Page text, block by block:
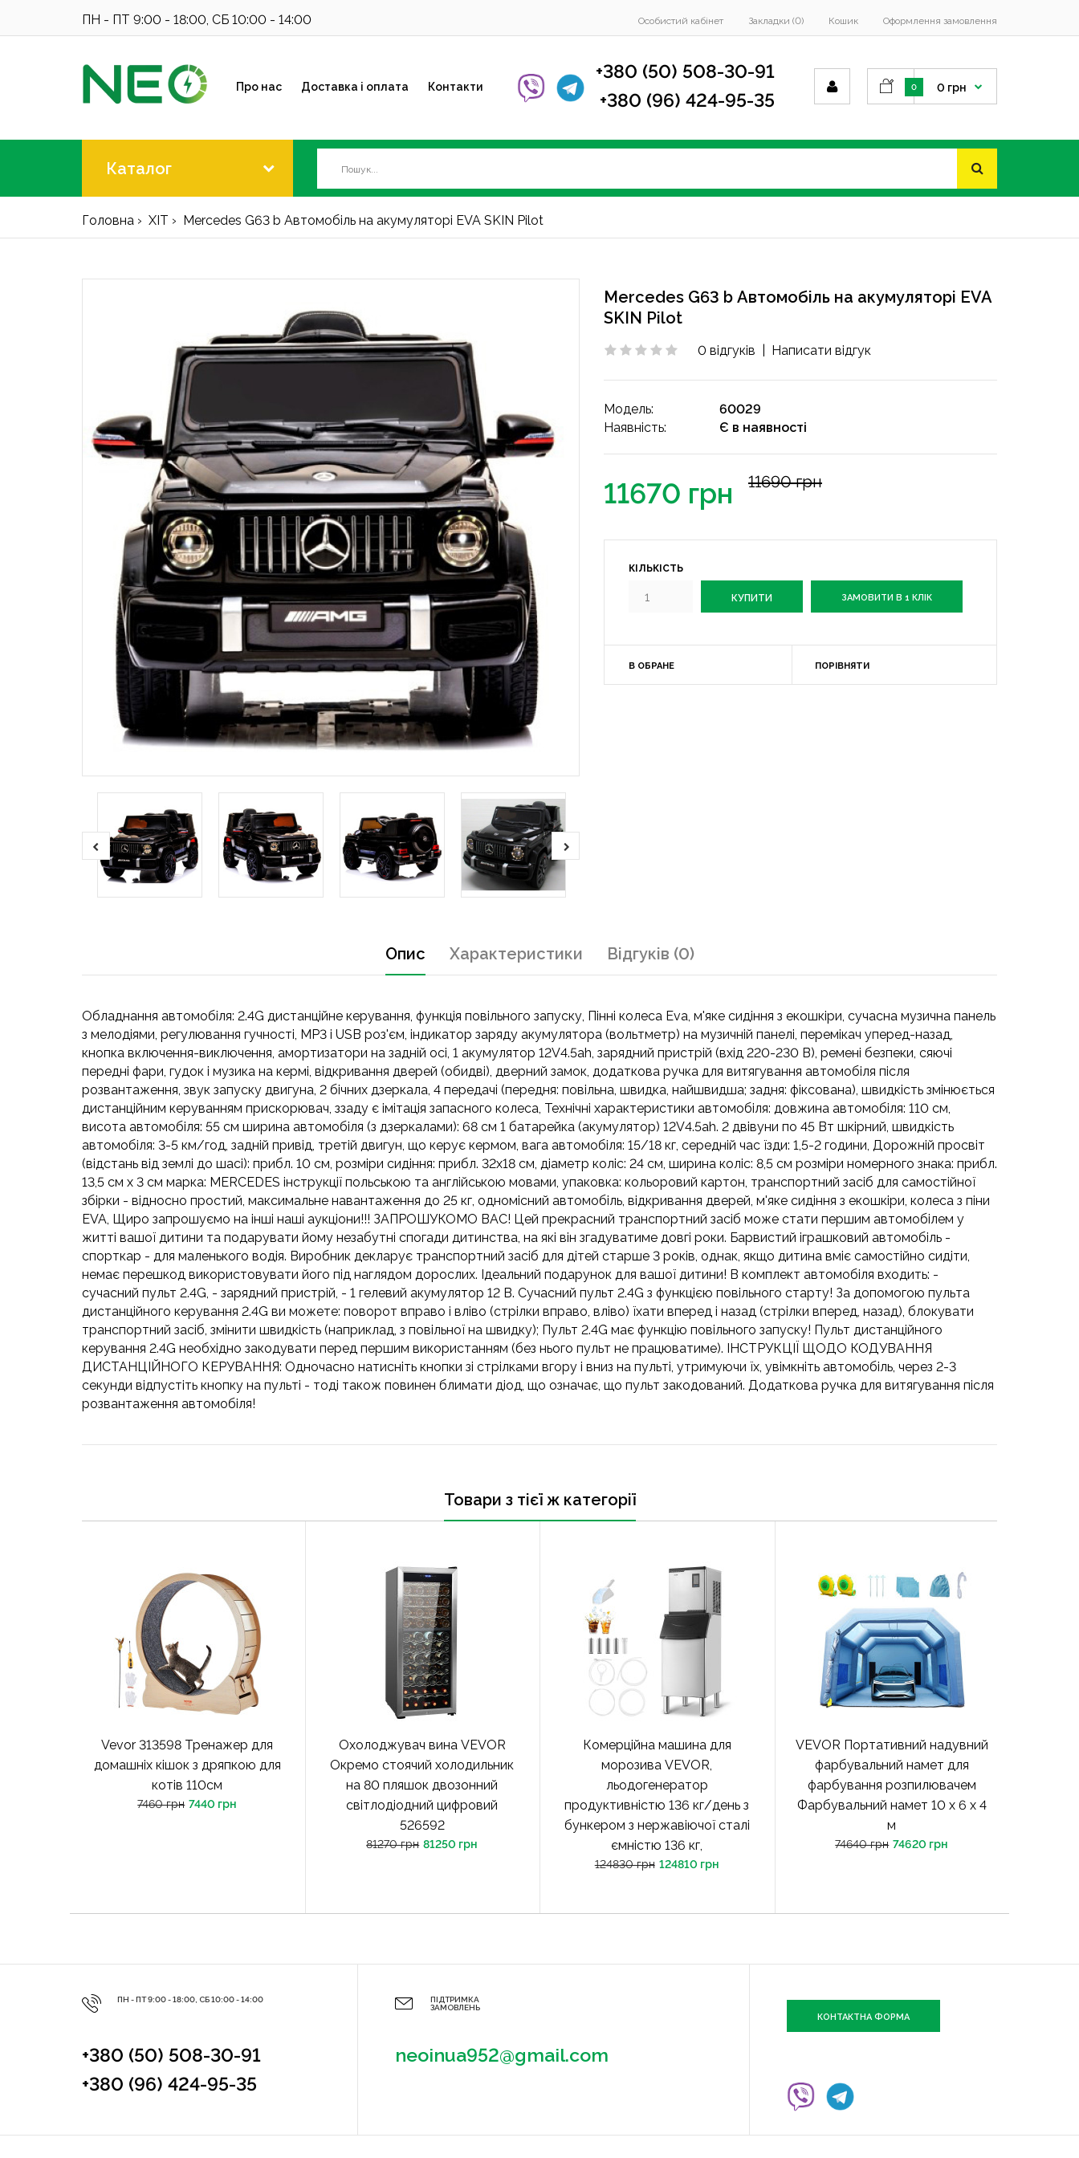
ПН - ПТ 9:00 - 18:00, СБ 10:00 - 14:00 Особистий кабінет Закладки (0) Кошик Оформлення замовлення
Про нас Доставка і оплата Контакти
+380 (50) 508-30-91
+380 (96) 424-95-35
0 0 грн
Каталог
Головна ХІТ Mercedes G63 b Автомобіль на акумуляторі EVA SKIN Pilot
Mercedes G63 b Автомобіль на акумуляторі EVA
SKIN Pilot
0 відгуків Написати відгук
Модель:
60029
Наявність:
Є в наявності
11670 грн 11690 грн
КІЛЬКІСТЬ
ЗАМОВИТИ В 1 КЛІК
В ОБРАНЕ ПОРІВНЯТИ
Опис Характеристики Відгуків (0)
Обладнання автомобіля: 2.4G дистанційне керування, функція повільного запуску, Пінні колеса Eva, м'яке сидіння з екошкіри, сучасна музична панель
з мелодіями, регулювання гучності, MP3 і USB роз'єм, індикатор заряду акумулятора (вольтметр) на музичній панелі, перемікач уперед-назад,
кнопка включення-виключення, амортизатори на задній осі, 1 акумулятор 12V4.5ah, зарядний пристрій (вхід 220-230 В), ремені безпеки, сяючі
передні фари, гудок і музика на кермі, відкривання дверей (обидві), дверний замок, додаткова ручка для витягування автомобіля після
розвантаження, звук запуску двигуна, 2 бічних дзеркала, 4 передачі (передня: повільна, швидка, найшвидша; задня: фіксована), швидкість змінюється
дистанційним керуванням прискорювач, ззаду є імітація запасного колеса, Технічні характеристики автомобіля: довжина автомобіля: 110 см,
висота автомобіля: 55 см ширина автомобіля (з дзеркалами): 68 см 1 батарейка (акумулятор) 12V4.5ah. 2 двівуни по 45 Вт шкірний, швидкість
автомобіля: 3-5 км/год, задній привід, третій двигун, що керує кермом, вага автомобіля: 15/18 кг, середній час їзди: 1,5-2 години, Дорожній просвіт
(відстань від землі до шасі): прибл. 10 см, розміри сидіння: прибл. 32х18 см, діаметр коліс: 24 см, ширина коліс: 8,5 см розміри номерного знака: прибл.
13,5 см х 3 см марка: MERCEDES інструкції польською та англійською мовами, упаковка: кольоровий картон, транспортний засіб для самостійної
збірки - відносно простий, максимальне навантаження до 25 кг, одномісний автомобіль, відкривання дверей, м'яке сидіння з екошкіри, колеса з піни
EVA, Щиро запрошуємо на інші наші аукціони!!! ЗАПРОШУКОМО ВАС! Цей прекрасний транспортний засіб може стати першим автомобілем у
житті вашої дитини та подарувати йому незабутні спогади дитинства, на які він згадуватиме довгі роки. Барвистий іграшковий автомобіль -
спорткар - для маленького водія. Виробник декларує транспортний засіб для дітей старше 3 років, однак, якщо дитина вміє самостійно сидіти,
немає перешкод використовувати його під наглядом дорослих. Ідеальний подарунок для вашої дитини! В комплект автомобіля входить: -
сучасний пульт 2.4G, - зарядний пристрій, - 1 гелевий акумулятор 12 В. Сучасний пульт 2.4G з функцією повільного старту! За допомогою пульта
дистанційного керування 2.4G ви можете: поворот вправо і вліво (стрілки вправо, вліво) їхати вперед і назад (стрілки вперед, назад), блокувати
транспортний засіб, змінити швидкість (наприклад, з повільної на швидку); Пульт 2.4G має функцію повільного запуску! Пульт дистанційного
керування 2.4G необхідно закодувати перед першим використанням (без нього пульт не працюватиме). ІНСТРУКЦІЇ ЩОДО КОДУВАННЯ
ДИСТАНЦІЙНОГО КЕРУВАННЯ: Одночасно натисніть кнопки зі стрілками вгору і вниз на пульті, утримуючи їх, увімкніть автомобіль, через 2-3
секунди відпустіть кнопку на пульті - тоді також повинен блимати діод, що означає, що пульт закодований. Додаткова ручка для витягування після
розвантаження автомобіля!
Товари з тієї ж категорії
Vevor 313598 Тренажер для
домашніх кішок з дряпкою для
котів 110см
7460 грн 7440 грн
Охолоджувач вина VEVOR
Окремо стоячий холодильник
на 80 пляшок двозонний
світлодіодний цифровий
526592
81270 грн 81250 грн
Комерційна машина для
морозива VEVOR,
льодогенератор
продуктивністю 136 кг/день з
бункером з нержавіючої сталі
ємністю 136 кг,
124830 грн 124810 грн
VEVOR Портативний надувний
фарбувальний намет для
фарбування розпилювачем
Фарбувальний намет 10 х 6 х 4
м
74640 грн 74620 грн
ПН - ПТ 9:00 - 18:00, СБ 10:00 - 14:00
+380 (50) 508-30-91
+380 (96) 424-95-35
ПІДТРИМКА
ЗАМОВЛЕНЬ
neoinua952@gmail.com
КОНТАКТНА ФОРМА